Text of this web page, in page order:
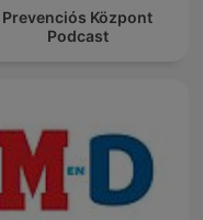
Prevenciós Központ
Podcast